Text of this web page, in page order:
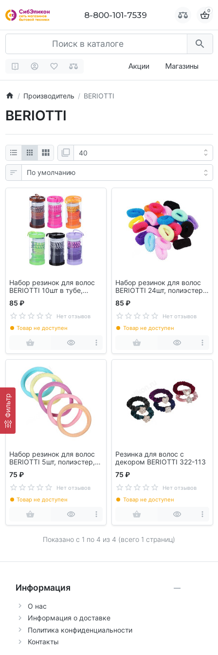
8-800-101-7539 0
Акции Магазины
Фильтр
Производитель BERIOTTI
BERIOTTI
Набор резинок для волос
BERIOTTI 10шт в тубе,
85 ₽
Нет отзывов
Товар не доступен
Набор резинок для волос
BERIOTTI 24шт, полиэстер,
85 ₽
Нет отзывов
Товар не доступен
Набор резинок для волос
BERIOTTI 5шт, полиэстер,
75 ₽
Нет отзывов
Товар не доступен
Резинка для волос с
декором BERIOTTI 322-113
75 ₽
Нет отзывов
Товар не доступен
Показано с 1 по 4 из 4 (всего 1 страниц)
Информация
О нас
Информация о доставке
Политика конфиденциальности
Контакты
8-800-101-7539 0